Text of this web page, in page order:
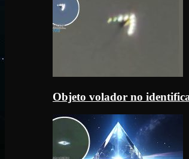
Objeto volador no